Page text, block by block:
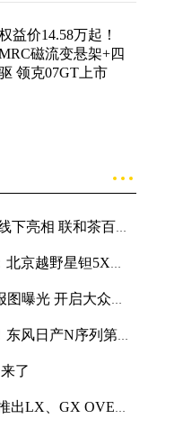
益价14.58万起！
磁流变悬架+四
领克07GT上市
百道在成都开设限时快闪店
野星钽5X完成申报
启大众纯电SUV新体验
序列第四款车型NX7亮相
了
黑马藏金版”车型